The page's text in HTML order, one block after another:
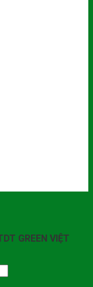
GREEN VIỆT